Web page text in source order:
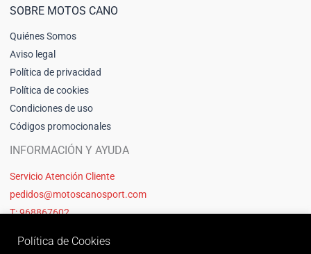
SOBRE MOTOS CANO
Quiénes Somos
Aviso legal
Política de privacidad
Política de cookies
Condiciones de uso
Códigos promocionales
INFORMACIÓN Y AYUDA
Servicio Atención Cliente
pedidos@motoscanosport.com
T: 968867602
Política de Cookies